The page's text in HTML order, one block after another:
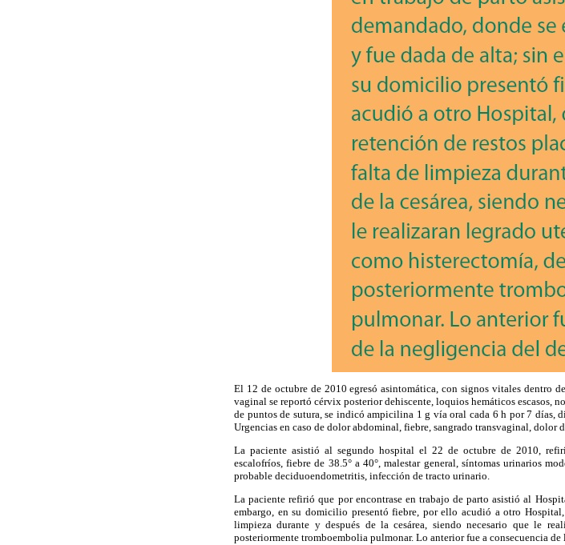
El 12 de octubre de 2010 egresó asintomática, con signos vitales dentro
vaginal se reportó cérvix posterior dehiscente, loquios hemáticos escasos,
de puntos de sutura, se indicó ampicilina 1 g vía oral cada 6 h por 7 días,
Urgencias en caso de dolor abdominal, fiebre, sangrado transvaginal, dolor
La paciente asistió al segundo hospital el 22 de octubre de 2010,
escalofríos, fiebre de 38.5° a 40°, malestar general, síntomas urinarios
probable deciduoendometritis, infección de tracto urinario.
La paciente refirió que por encontrase en trabajo de parto asistió al
embargo, en su domicilio presentó fiebre, por ello acudió a otro
limpieza durante y después de la cesárea, siendo necesario que le
posteriormente tromboembolia pulmonar. Lo anterior fue a consecuencia